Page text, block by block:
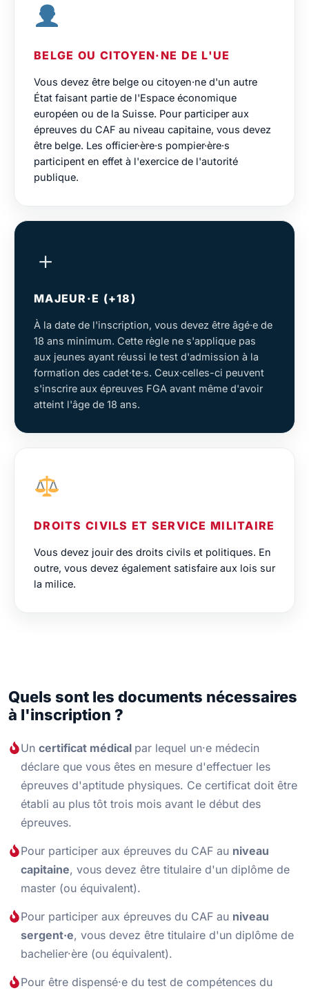
BELGE OU CITOYEN·NE DE L'UE
Vous devez être belge ou citoyen·ne d'un autre
État faisant partie de l'Espace économique
européen ou de la Suisse. Pour participer aux
épreuves du CAF au niveau capitaine, vous devez
être belge. Les officier·ère·s pompier·ère·s
participent en effet à l'exercice de l'autorité
publique.
＋
MAJEUR·E (+18)
À la date de l'inscription, vous devez être âgé·e de
18 ans minimum. Cette règle ne s'applique pas
aux jeunes ayant réussi le test d'admission à la
formation des cadet·te·s. Ceux·celles-ci peuvent
s'inscrire aux épreuves FGA avant même d'avoir
atteint l'âge de 18 ans.
DROITS CIVILS ET SERVICE MILITAIRE
Vous devez jouir des droits civils et politiques. En
outre, vous devez également satisfaire aux lois sur
la milice.
Quels sont les documents nécessaires
à l'inscription ?
Un certificat médical par lequel un·e médecin
déclare que vous êtes en mesure d'effectuer les
épreuves d'aptitude physiques. Ce certificat doit être
établi au plus tôt trois mois avant le début des
épreuves.
Pour participer aux épreuves du CAF au niveau
capitaine, vous devez être titulaire d'un diplôme de
master (ou équivalent).
Pour participer aux épreuves du CAF au niveau
sergent·e, vous devez être titulaire d'un diplôme de
bachelier·ère (ou équivalent).
Pour être dispensé·e du test de compétences du